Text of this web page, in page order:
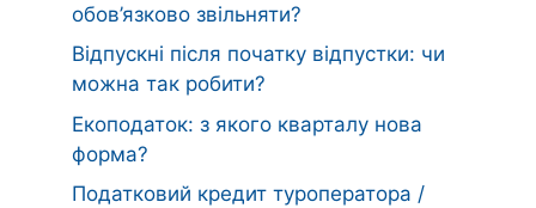
обов’язково звільняти?
Відпускні після початку відпустки: чи
можна так робити?
Екоподаток: з якого кварталу нова
форма?
Податковий кредит туроператора /